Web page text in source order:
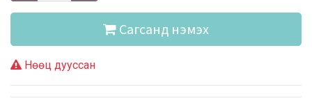
Сагсанд нэмэх
Нөөц дууссан